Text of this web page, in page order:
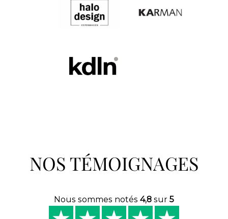
NOS TÉMOIGNAGES
Nous sommes notés 4,8 sur 5